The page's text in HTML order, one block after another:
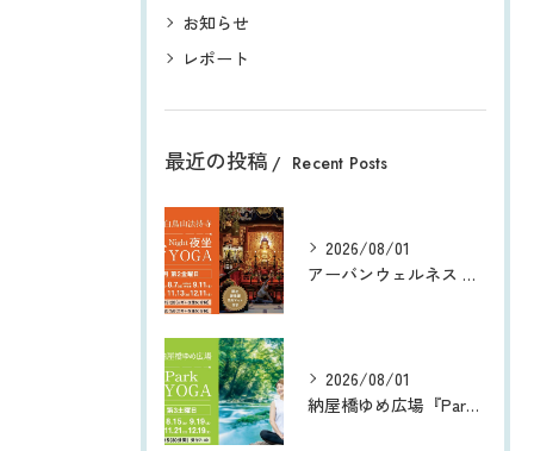
お知らせ
レポート
最近の投稿 Recent Posts
2026/08/01
アーバンウェルネス 都会のオアシス® 白鳥山法持寺 『Night夜坐 寺YOGA』
2026/08/01
納屋橋ゆめ広場『Park朝YOGA』